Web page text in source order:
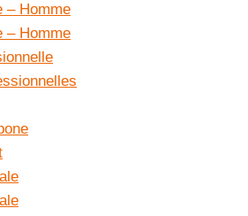
– Homme
– Homme